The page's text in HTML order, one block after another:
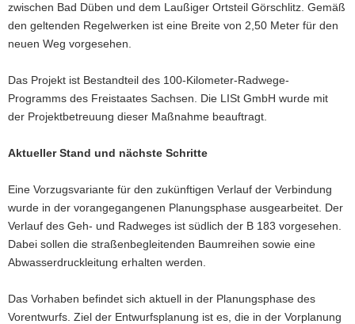
zwischen Bad Düben und dem Laußiger Ortsteil Görschlitz. Gemäß
den geltenden Regelwerken ist eine Breite von 2,50 Meter für den
neuen Weg vorgesehen.
Das Projekt ist Bestandteil des 100-Kilometer-Radwege-
Programms des Freistaates Sachsen. Die LISt GmbH wurde mit
der Projektbetreuung dieser Maßnahme beauftragt.
Aktueller Stand und nächste Schritte
Eine Vorzugsvariante für den zukünftigen Verlauf der Verbindung
wurde in der vorangegangenen Planungsphase ausgearbeitet. Der
Verlauf des Geh- und Radweges ist südlich der B 183 vorgesehen.
Dabei sollen die straßenbegleitenden Baumreihen sowie eine
Abwasserdruckleitung erhalten werden.
Das Vorhaben befindet sich aktuell in der Planungsphase des
Vorentwurfs. Ziel der Entwurfsplanung ist es, die in der Vorplanung